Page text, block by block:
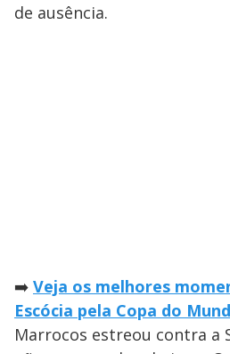
de ausência.
➡️ Veja os melhores
Escócia pela Copa do
Marrocos estreou contra a